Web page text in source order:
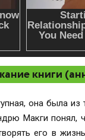
книги
она была
Макги понял,
его в